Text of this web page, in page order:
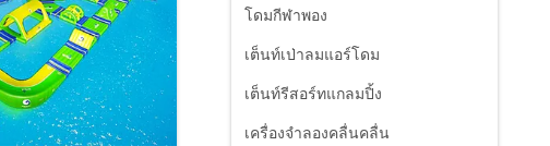
โดมกีฬาพอง
เต็นท์เป่าลมแอร์โดม
เต็นท์รีสอร์ทแกลมปิ้ง
เครื่องจําลองคลื่นคลื่น